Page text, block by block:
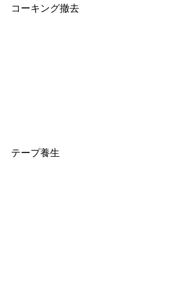
コーキング撤去
テープ養生